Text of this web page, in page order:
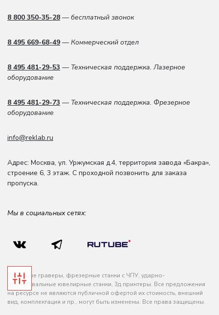
8 800 350-35-28 — бесплатный звонок
8 495 669-68-49 — Коммерческий отдел
8 495 481-29-53 — Техническая поддержка. Лазерное
оборудование
8 495 481-29-73 — Техническая поддержка. Фрезерное
оборудование
info@reklab.ru
Адрес: Москва, ул. Уржумская д.4, территория завода «Бакра»,
строение 6, 3 этаж. С проходной позвонить для заказа
пропуска.
Мы в социальных сетях:
Лазерные граверы, фрезерные станки с ЧПУ, ударно-
гравировальные ювелирные станки, 3д принтеры. Все предложения
на ресурсе не являются публичной офертой их стоимость, внешний
вид, комплектация и пр., могут быть изменены. Все права защищены.